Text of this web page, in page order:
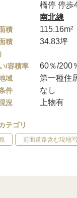
橋停 停
南北線
積 115.16m²
積
34.83坪
/容積率 60％/200
域 第一種住
件 なし
況 上物有
テゴリ
前面道路含む現地